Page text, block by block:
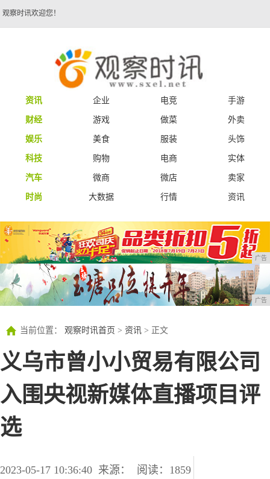
观察时讯欢迎您！
资讯 企业 电竞
手游
财经
游戏 做菜
外卖
娱乐
美食 服装
头饰
科技
购物 电商
实体
汽车
微商 微店
卖家
时尚
大数据 行情 资讯
广告
广告
当前位置： 观察时讯首页 > 资讯 > 正文
义乌市曾小小贸易有限公司
入围央视新媒体直播项目评
选
2023-05-17 10:36:40 来源： 阅读：1859